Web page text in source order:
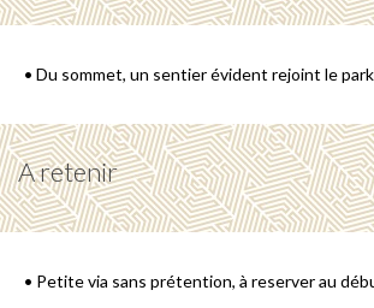
• Du sommet, un sentier évident rejoint le
A retenir
• Petite via sans prétention, à reserver au